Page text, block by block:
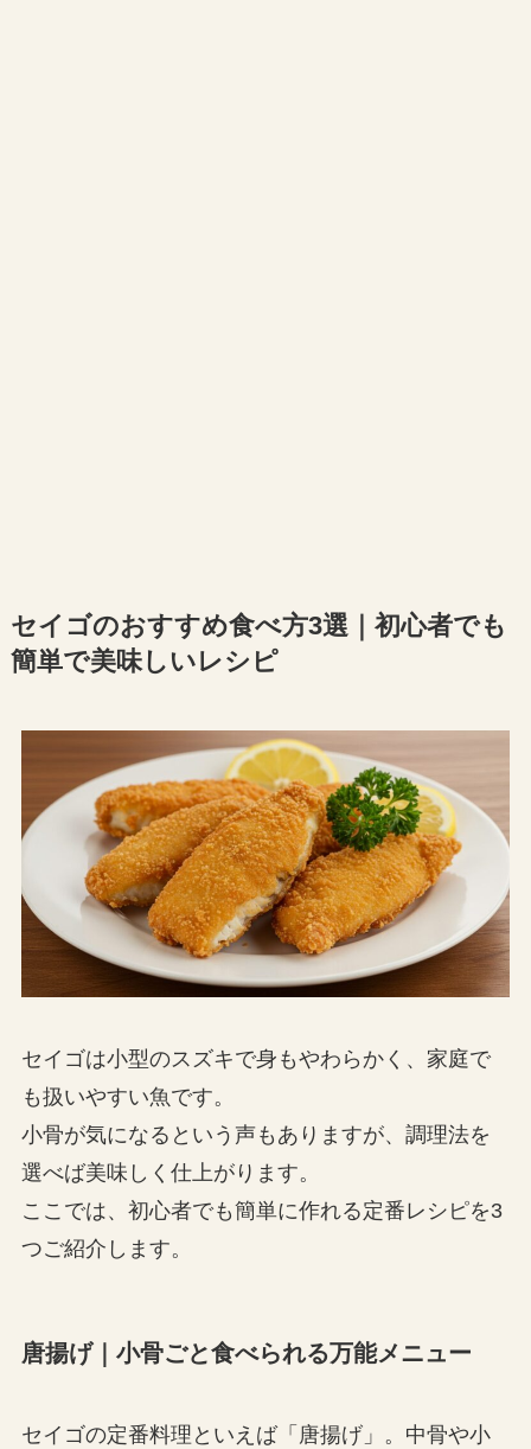
セイゴのおすすめ食べ方3選｜初心者でも
簡単で美味しいレシピ
セイゴは小型のスズキで身もやわらかく、家庭で
も扱いやすい魚です。
小骨が気になるという声もありますが、調理法を
選べば美味しく仕上がります。
ここでは、初心者でも簡単に作れる定番レシピを3
つご紹介します。
唐揚げ｜小骨ごと食べられる万能メニュー
セイゴの定番料理といえば「唐揚げ」。中骨や小